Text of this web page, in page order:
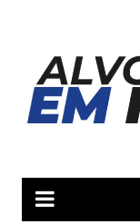
conteúdo